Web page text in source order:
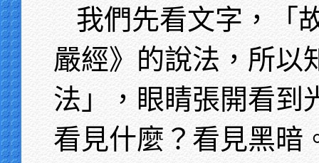
我們先看文字，「
嚴經》的說法，所以
法」，眼睛張開看到
看見什麼？看見黑暗